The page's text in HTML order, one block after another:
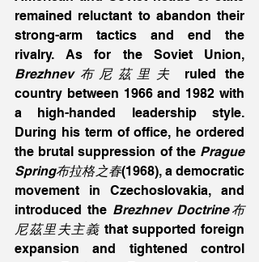
remained reluctant to abandon their
strong-arm tactics and end the
Brezhnev布尼茲里夫
ruled the
country between 1966 and 1982 with
a high-handed leadership style.
During his term of office, he ordered
the brutal suppression of the Prague
Spring布拉格之春(1968), a democratic
movement in Czechoslovakia, and
introduced the Brezhnev Doctrine布
尼茲里夫主義 that supported foreign
expansion and tightened control